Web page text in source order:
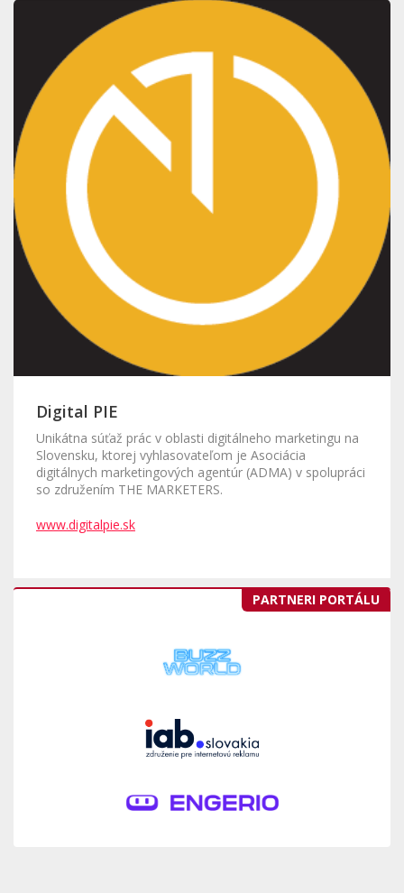
Digital PIE
Unikátna súťaž prác v oblasti digitálneho marketingu na
Slovensku, ktorej vyhlasovateľom je Asociácia
digitálnych marketingových agentúr (ADMA) v spolupráci
so združením THE MARKETERS.
www.digitalpie.sk
PARTNERI PORTÁLU